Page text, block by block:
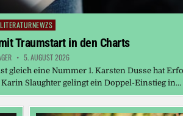
Posted
LITERATURNEWZS
Traumstart in den Charts
5. AUGUST 2026
gleich eine Nummer 1. Karsten Dusse hat
Slaughter gelingt ein Doppel-Einstieg in…